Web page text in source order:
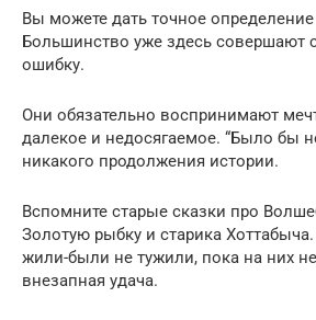
Вы можете дать точное
Большинство уже здесь совершают
ошибку.
Они обязательно воспринимают
далекое и недосягаемое. “Было бы
никакого продолжения истории.
Вспомните старые сказки про
Золотую рыбку и старика
жили-были не тужили, пока на них
внезапная удача.